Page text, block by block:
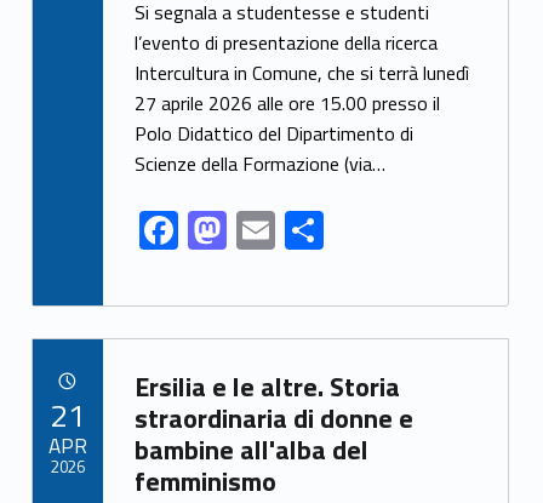
ac
e
b
o
o
k
as
to
d
o
n
m
ai
l
h
ar
e
Si segnala a studentesse e studenti
l’evento di presentazione della ricerca
Intercultura in Comune, che si terrà lunedì
27 aprile 2026 alle ore 15.00 presso il
Polo Didattico del Dipartimento di
Scienze della Formazione (via…
F
ac
e
b
o
o
k
M
as
to
d
o
n
E
m
ai
l
S
ar
e
Link identifier archive #link-archive-15539
Ersilia e le altre. Storia
straordinaria di donne e
bambine all'alba del
femminismo
21
APR
2026